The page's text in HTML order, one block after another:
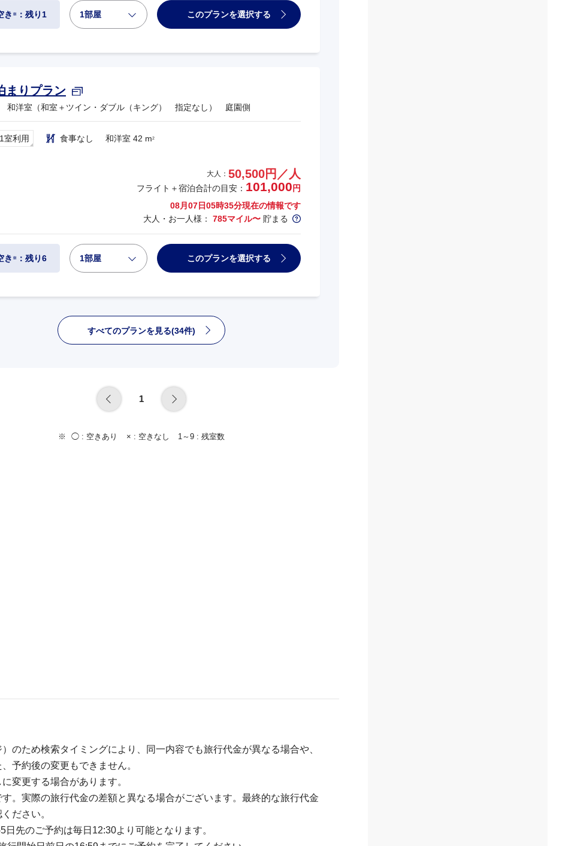
き ※：残り1 1部屋 このプランを選択する
まりプラン
和洋室（和室＋ツイン・ダブル（キング） 指定なし） 庭園側
室利用 食事なし 和洋室 42 m2
大人： 50,500円／人
フライト＋宿泊合計の目安： 101,000 円
08月07日05時35分現在の情報です
大人・お一人様： 785マイル〜 貯まる
き ※：残り6 1部屋 このプランを選択する
すべてのプランを見る(34件)
1
◯ : 空きあり × : 空きなし 1～9 : 残室数
のため検索タイミングにより、同一内容でも旅行代金が異なる場合や、
予約後の変更もできません。
変更する場合があります。
。実際の旅行代金の差額と異なる場合がございます。最終的な旅行代金
ださい。
先のご予約は毎日12:30より可能となります。